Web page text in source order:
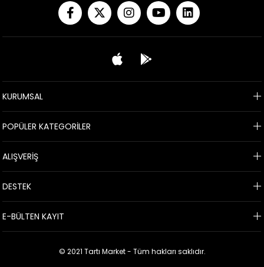
KURUMSAL
POPÜLER KATEGORİLER
ALIŞVERİŞ
DESTEK
E-BÜLTEN KAYIT
© 2021 Tartı Market - Tüm hakları saklıdır.